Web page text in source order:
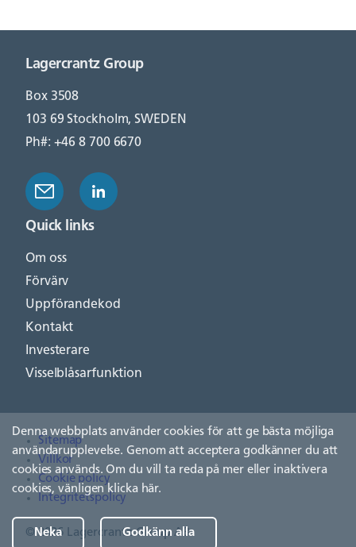
Lagercrantz Group
Box 3508
103 69 Stockholm, SWEDEN
Ph#: +46 8 700 6670
Quick links
Om oss
Förvärv
Uppförandekod
Kontakt
Investerare
Visselblåsarfunktion
© 2026 Lagercrantz Group AB
Sitemap
Villkor
Cookie policy
Integritetspolicy
Denna webbplats använder cookies för att ge bästa möjliga
användarupplevelse. Genom att acceptera godkänner du att
cookies används. Om du vill ta reda på mer eller inaktivera
cookies, vänligen klicka här.
Neka Godkänn alla